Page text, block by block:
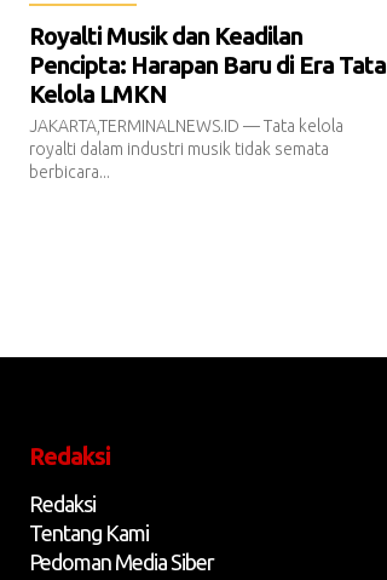
Royalti Musik dan Keadilan
Pencipta: Harapan Baru di Era Tata
Kelola LMKN
JAKARTA,TERMINALNEWS.ID — Tata kelola
royalti dalam industri musik tidak semata
berbicara...
Redaksi
Redaksi
Tentang Kami
Pedoman Media Siber